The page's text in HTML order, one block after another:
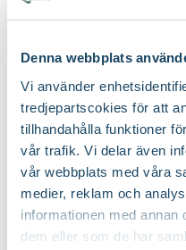
Denna webbplats
Vi använder
tredjepartscokies för att
tillhandahålla funktioner
vår trafik. Vi delar även
vår webbplats med våra
medier, reklam och
informationen med annan
dem eller som de har
Populära odlingstillbehör
3 för 99:-